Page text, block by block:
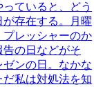
ていると、どう
が存在する。月曜
プレッシャーのか
の日などがそ
ンの日。なかな
私は対処法を知